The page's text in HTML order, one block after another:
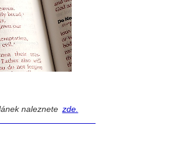
naleznete zde.